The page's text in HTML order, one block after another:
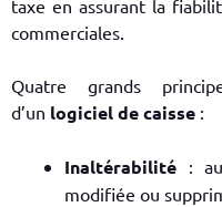
taxe en assurant la
commerciales.
Quatre grands
d’un logiciel de caisse :
Inaltérabilité :
modifiée ou